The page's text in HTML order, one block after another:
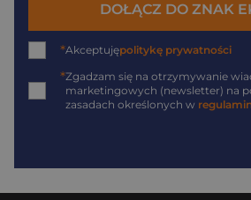
DOŁĄCZ DO ZNAK
*Akceptujępolitykę prywatności
*Zgadzam się na otrzymywanie
marketingowych (newsletter) na
zasadach określonych w